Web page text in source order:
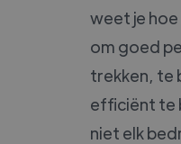
weet je hoe
om goed
trekken, te
efficiënt te
niet elk